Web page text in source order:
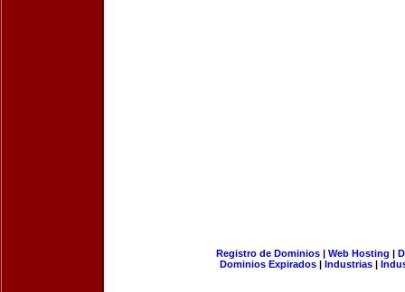
Registro de Dominios| Web Hosting |
Dominios Expirados | Industrias |